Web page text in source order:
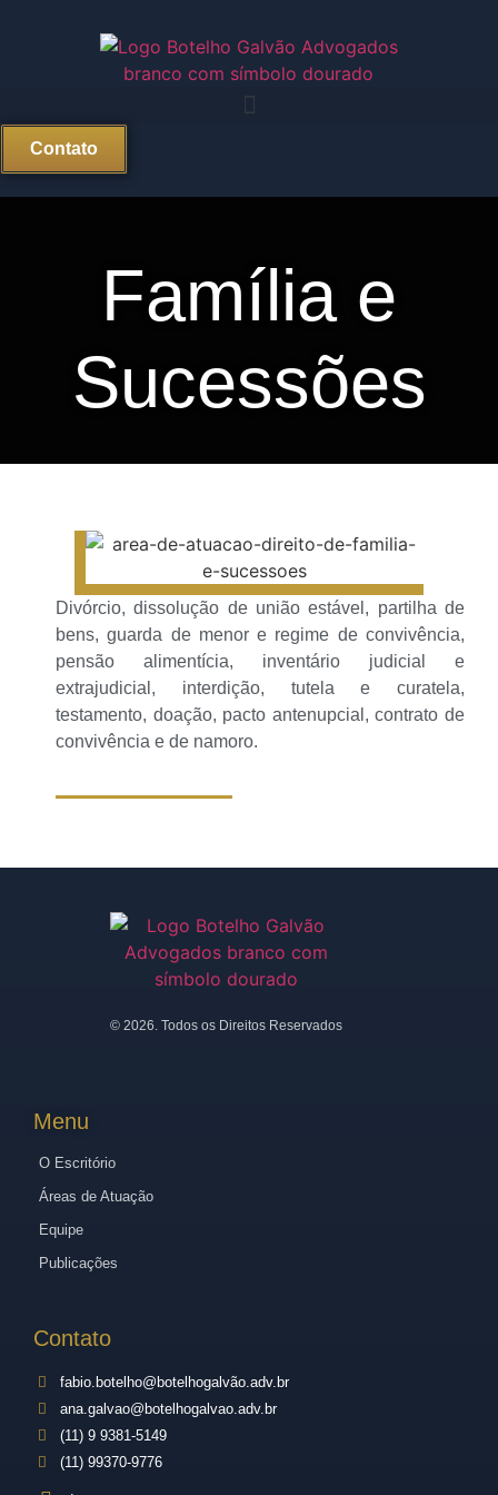
Contato
Família e
Sucessões
Divórcio, dissolução de união estável, partilha de
bens, guarda de menor e regime de convivência,
pensão alimentícia, inventário judicial e
extrajudicial, interdição, tutela e curatela,
testamento, doação, pacto antenupcial, contrato de
convivência e de namoro.
©2026. Todos os Direitos Reservados
Menu
O Escritório
Áreas de Atuação
Equipe
Publicações
Contato
fabio.botelho@botelhogalvão.adv.br
ana.galvao@botelhogalvao.adv.br
(11) 9 9381-5149
(11) 99370-9776